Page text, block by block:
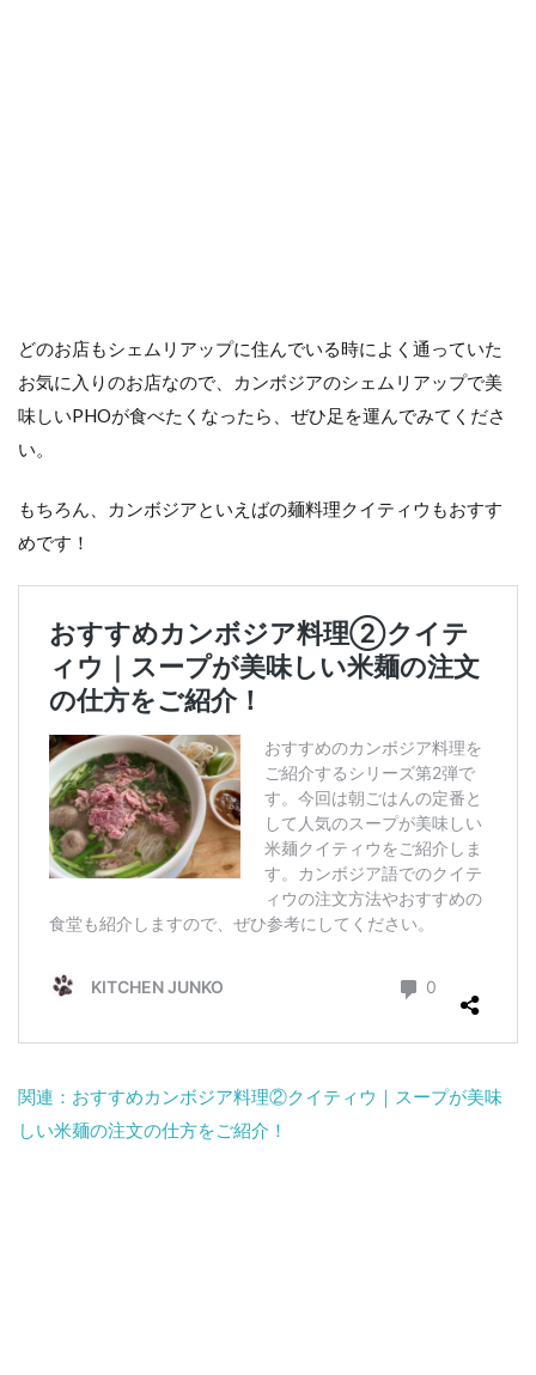
どのお店もシェムリアップに住んでいる時によく通っていた
お気に入りのお店なので、カンボジアのシェムリアップで美
味しいPHOが食べたくなったら、ぜひ足を運んでみてくださ
い。
もちろん、カンボジアといえばの麺料理クイティウもおすす
めです！
関連：おすすめカンボジア料理②クイティウ｜スープが美味
しい米麺の注文の仕方をご紹介！